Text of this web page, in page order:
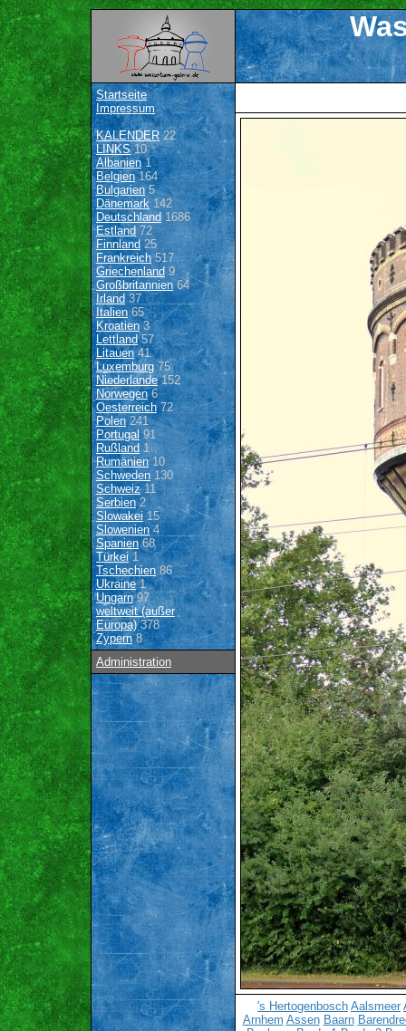
Startseite
Impressum
KALENDER22
LINKS10
Albanien1
Belgien164
Bulgarien 5
Dänemark142
Deutschland 1686
Estland 72
Finnland 25
Frankreich517
Griechenland9
Großbritannien64
Irland 37
Italien65
Kroatien3
Lettland57
Litauen41
Luxemburg 75
Niederlande152
Norwegen6
Oesterreich72
Polen 241
Portugal91
Rußland 1
Rumänien10
Schweden 130
Schweiz11
Serbien2
Slowakei15
Slowenien4
Spanien68
Türkei1
Tschechien 86
Ukraine1
Ungarn97
weltweit (außer
Europa)378
Zypern8
Administration
's Hertogenbosch Aalsmeer
Arnhem Assen Baarn